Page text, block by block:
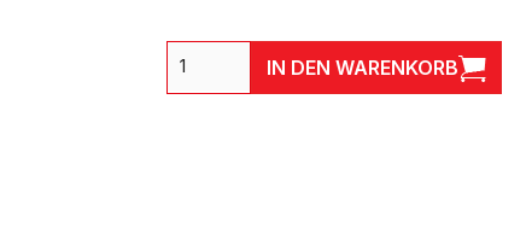
IN DEN WARENKORB